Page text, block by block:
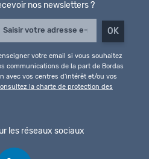
nos newsletters ?
votre email si vous souhaitez
communications de la part de Bordas
avec vos centres d'intérêt et/ou vos
la charte de protection des
les réseaux sociaux